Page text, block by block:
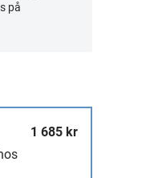
på
1 685 kr